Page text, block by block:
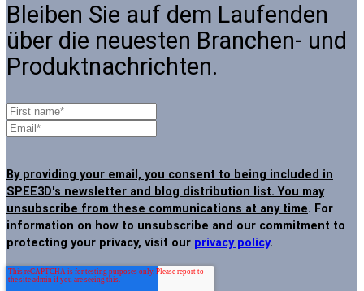
Bleiben Sie auf dem Laufenden
über die neuesten Branchen- und
Produktnachrichten.
By providing your email, you consent to being included in
SPEE3D's newsletter and blog distribution list. You may
unsubscribe from these communications at any time. For
information on how to unsubscribe and our commitment to
protecting your privacy, visit our privacy policy.